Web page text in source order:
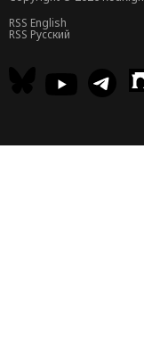
RSS English
RSS Русский